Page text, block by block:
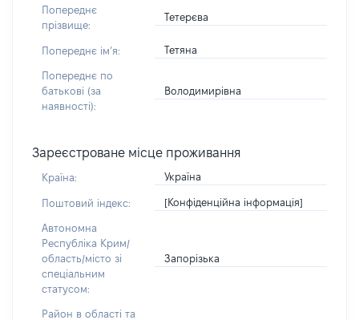
Попереднє
прізвище:
Тетерєва
Попереднє імʼя: Тетяна
Попереднє по
батькові (за
наявності):
Володимирівна
Зареєстроване місце проживання
Країна: Україна
Поштовий індекс: [Конфіденційна інформація]
Автономна
Республіка Крим/
область/місто зі
спеціальним
статусом:
Запорізька
Район в області та